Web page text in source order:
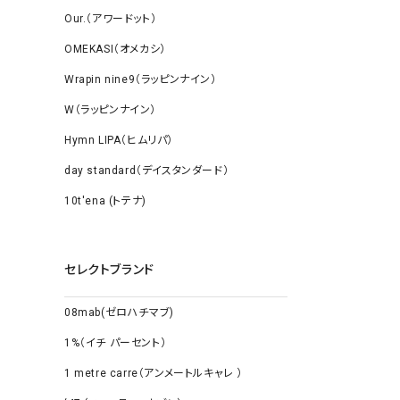
Our.（アワードット）
OMEKASI（オメカシ）
Wrapin nine9（ラッピンナイン）
W（ラッピンナイン）
Hymn LIPA（ヒムリパ）
day standard（デイスタンダード）
10t'ena (トテナ)
セレクトブランド
08mab(ゼロハチマブ)
1%（イチ パーセント）
1 metre carre（アンメートルキャレ ）